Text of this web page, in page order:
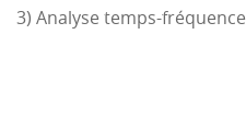
3) Analyse temps-fréquence